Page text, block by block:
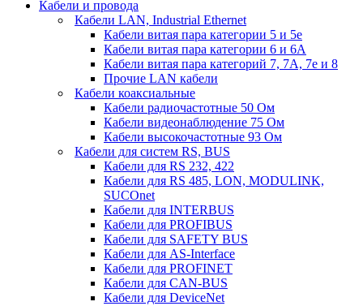
Кабели и провода
Кабели LAN, Industrial Ethernet
Кабели витая пара категории 5 и 5е
Кабели витая пара категории 6 и 6A
Кабели витая пара категорий 7, 7А, 7е и 8
Прочие LAN кабели
Кабели коаксиальные
Кабели радиочастотные 50 Ом
Кабели видеонаблюдение 75 Ом
Кабели высокочастотные 93 Ом
Кабели для систем RS, BUS
Кабели для RS 232, 422
Кабели для RS 485, LON, MODULINK,
SUCOnet
Кабели для INTERBUS
Кабели для PROFIBUS
Кабели для SAFETY BUS
Кабели для AS-Interface
Кабели для PROFINET
Кабели для CAN-BUS
Кабели для DeviceNet